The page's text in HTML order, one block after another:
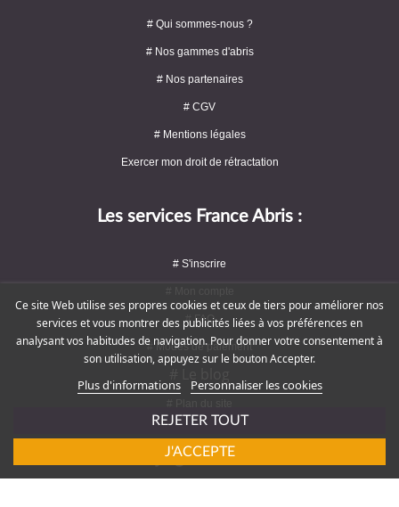
# Qui sommes-nous ?
# Nos gammes d'abris
# Nos partenaires
# CGV
# Mentions légales
Exercer mon droit de rétractation
Les services France Abris :
# S'inscrire
# FAQ
# Modes de paiement
Rejoignez-nous !
Ce site Web utilise ses propres cookies et ceux de tiers pour améliorer nos
services et vous montrer des publicités liées à vos préférences en
analysant vos habitudes de navigation. Pour donner votre consentement à
son utilisation, appuyez sur le bouton Accepter.
Plus d'informations Personnaliser les cookies
REJETER TOUT
J'ACCEPTE